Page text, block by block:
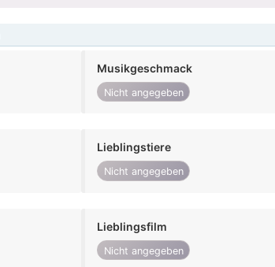
Musikgeschmack
Nicht angegeben
Lieblingstiere
Nicht angegeben
Lieblingsfilm
Nicht angegeben